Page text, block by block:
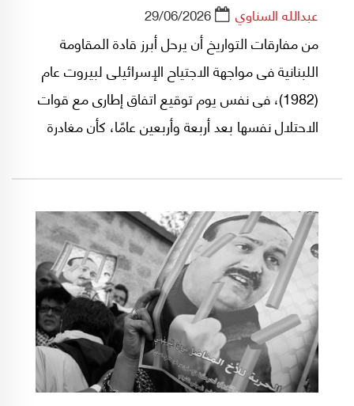
عبدالله السناوي 29/06/2026
من مفارقات التواريخ أن يرحل أبرز قادة المقاومة
اللبنانية فى مواجهة الاجتياح الإسرائيلى لبيروت عام
(1982)، فى نفس يوم توقيع اتفاق إطارى مع قوات
الاحتلال نفسها بعد أربعة وأربعين عامًا، كأن مغادرة